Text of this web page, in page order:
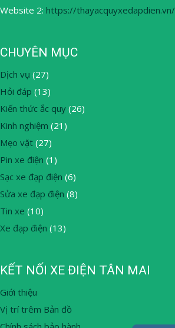
Website 2: https://thayacquyxedapdien.vn/
CHUYÊN MỤC
Dịch vụ (27)
Hỏi đáp (13)
Kiến thức ắc quy (26)
Kinh nghiệm (21)
Mẹo vặt (27)
Pin xe điện (1)
Sạc xe đạp điện (6)
Sửa xe đạp điện (8)
Tin xe (10)
Xe đạp điện (13)
KẾT NỐI XE ĐIỆN TÂN MAI
Giới thiệu
Vị trí trêm Bản đồ